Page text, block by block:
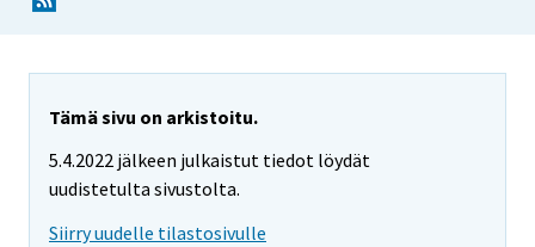
Tämä sivu on arkistoitu.
5.4.2022 jälkeen julkaistut tiedot löydät
uudistetulta sivustolta.
Siirry uudelle tilastosivulle